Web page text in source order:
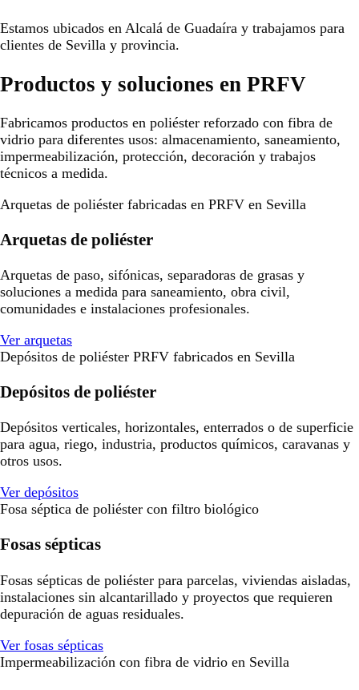
Estamos ubicados en Alcalá de Guadaíra y trabajamos para
clientes de Sevilla y provincia.
Productos y soluciones en PRFV
Fabricamos productos en poliéster reforzado con fibra de
vidrio para diferentes usos: almacenamiento, saneamiento,
impermeabilización, protección, decoración y trabajos
técnicos a medida.
Arquetas de poliéster fabricadas en PRFV en Sevilla
Arquetas de poliéster
Arquetas de paso, sifónicas, separadoras de grasas y
soluciones a medida para saneamiento, obra civil,
comunidades e instalaciones profesionales.
Ver arquetas
Depósitos de poliéster PRFV fabricados en Sevilla
Depósitos de poliéster
Depósitos verticales, horizontales, enterrados o de superficie
para agua, riego, industria, productos químicos, caravanas y
otros usos.
Ver depósitos
Fosa séptica de poliéster con filtro biológico
Fosas sépticas
Fosas sépticas de poliéster para parcelas, viviendas aisladas,
instalaciones sin alcantarillado y proyectos que requieren
depuración de aguas residuales.
Ver fosas sépticas
Impermeabilización con fibra de vidrio en Sevilla